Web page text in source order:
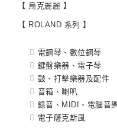
【 烏克麗麗 】
【 ROLAND 系列 】
電鋼琴、數位鋼琴
鍵盤樂器、電子琴
鼓、打擊樂器及配件
音箱、喇叭
錄音、MIDI、電腦音
電子薩克斯風